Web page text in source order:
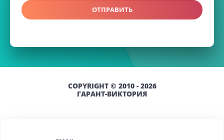
ОТПРАВИТЬ
COPYRIGHT © 2010 - 2026
ГАРАНТ-ВИКТОРИЯ